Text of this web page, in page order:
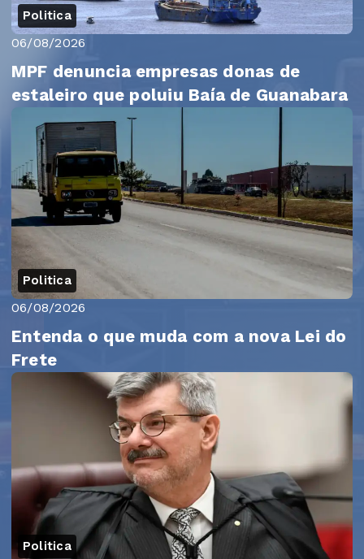
Politica
06/08/2026
MPF denuncia empresas donas de
estaleiro que poluiu Baía de Guanabara
Politica
06/08/2026
Entenda o que muda com a nova Lei do
Frete
Politica